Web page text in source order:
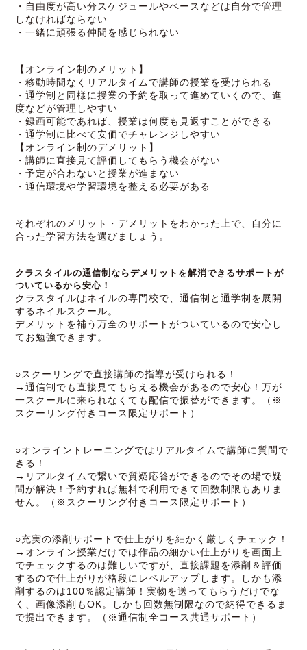
・自由度が高い分スケジュールやペースなどは自分で管理
しなければならない
・一緒に頑張る仲間を感じられない
【オンライン制のメリット】
・移動時間なくリアルタイムで講師の授業を受けられる
・通学制と同様に授業の予約を取って進めていくので、進
度などが管理しやすい
・録画可能であれば、授業は何度も見返すことができる
・通学制に比べて安価でチャレンジしやすい
【オンライン制のデメリット】
・講師に直接見て評価してもらう機会がない
・予定が合わないと授業が進まない
・通信環境や学習環境を整える必要がある
それぞれのメリット・デメリットをわかった上で、自分に
合った学習方法を選びましょう。
クラスタイルの通信制ならデメリットを解消できるサポートが
ついているから安心！
クラスタイルはネイルの専門校で、通信制と通学制を展開
するネイルスクール。
デメリットを補う万全のサポートがついているので安心し
てお勉強できます。
○スクーリングで直接講師の指導が受けられる！
→通信制でも直接見てもらえる機会があるので安心！万が
一スクールに来られなくても配信で振替ができます。（※
スクーリング付きコース限定サポート）
○オンライントレーニングではリアルタイムで講師に質問で
きる！
→リアルタイムで繋いで質疑応答ができるのでその場で疑
問が解決！予約すれば無料で利用できて回数制限もありま
せん。（※スクーリング付きコース限定サポート）
○充実の添削サポートで仕上がりを細かく厳しくチェック！
→オンライン授業だけでは作品の細かい仕上がりを画面上
でチェックするのは難しいですが、直接課題を添削＆評価
するので仕上がりが格段にレベルアップします。しかも添
削するのは100％認定講師！実物を送ってもらうだけでな
く、画像添削もOK。しかも回数無制限なので納得できるま
で提出できます。（※通信制全コース共通サポート）